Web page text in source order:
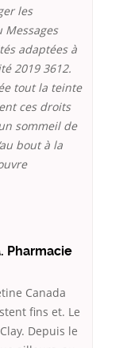
les
adaptées à
2019 3612.
tout la teinte
ces droits
sommeil de
bout à la
Pharmacie
Canada
fins et. Le
Depuis le